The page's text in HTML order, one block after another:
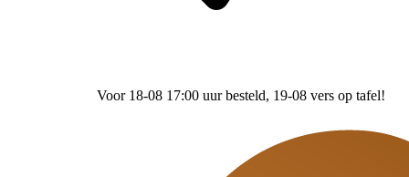
Voor 18-08 17:00 uur besteld, 19-08 vers op tafel!